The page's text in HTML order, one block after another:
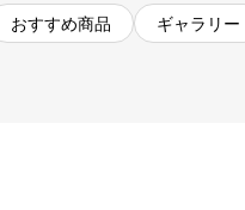
おすすめ商品 ギャラリー